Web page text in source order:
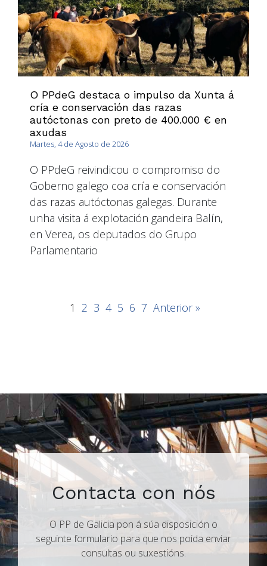
O PPdeG destaca o impulso da Xunta á
cría e conservación das razas
autóctonas con preto de 400.000 € en
axudas
Martes, 4 de Agosto de 2026
O PPdeG reivindicou o compromiso do
Goberno galego coa cría e conservación
das razas autóctonas galegas. Durante
unha visita á explotación gandeira Balín,
en Verea, os deputados do Grupo
Parlamentario
1 2 3 4 5 6 7 Anterior »
Contacta con nós
O PP de Galicia pon á súa disposición o
seguinte formulario para que nos poida enviar
consultas ou suxestións.